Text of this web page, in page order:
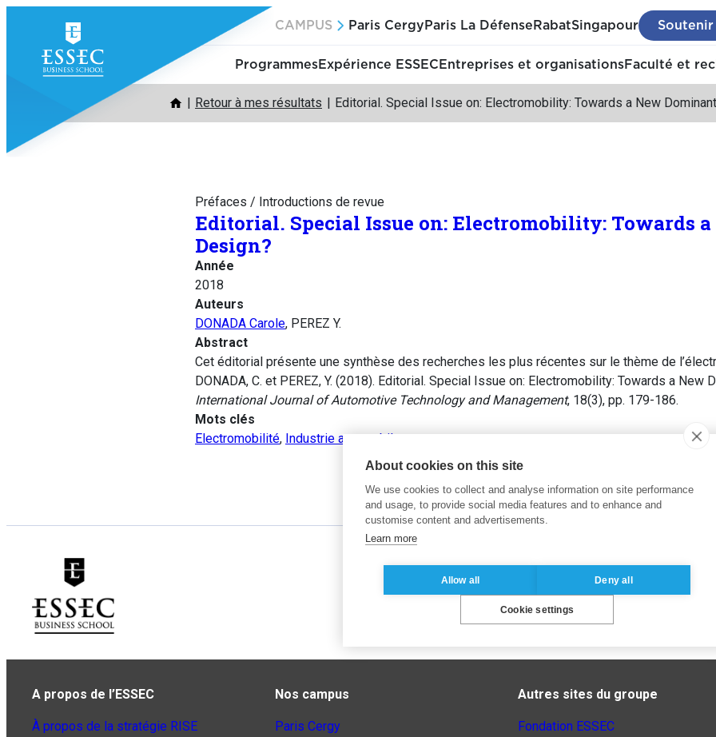
contenu
CAMPUS Paris Cergy Paris La Défense RabatSingapour Soutenir
ProgrammesExpérience ESSEC Entreprises et organisationsFaculté et
Retour à mes résultats Editorial. Special Issue on: Electromobility: Towards a New
Préfaces / Introductions de revue
Editorial. Special Issue on: Electromobility: Towards
Design?
Année
2018
Auteurs
DONADA Carole, PEREZ Y.
Abstract
Cet éditorial présente une synthèse des recherches les plus récentes sur le thème de
DONADA, C. et PEREZ, Y. (2018). Editorial. Special Issue on: Electromobility: Towards a New
International Journal of Automotive Technology and Management, 18(3), pp. 179-186.
Mots clés
Electromobilité, Industrie automobile
A propos de l’ESSEC
À propos de la stratégie RISE
Nos campus
Paris Cergy
Autres sites du groupe
Fondation ESSEC
About cookies on this site
We use cookies to collect and analyse information on site performance
and usage, to provide social media features and to enhance and
customise content and advertisements.
Learn more
Allow all Deny all
Cookie settings